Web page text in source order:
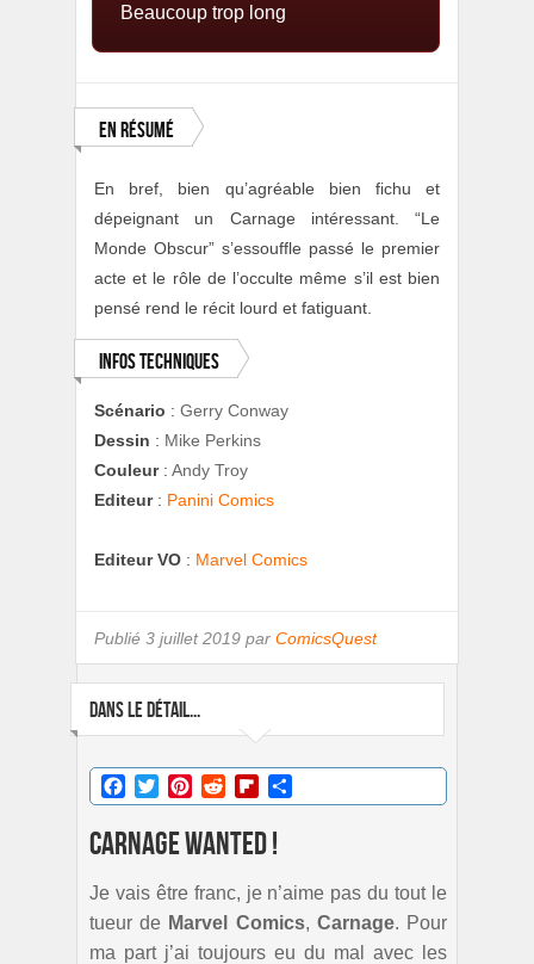
Beaucoup trop long
En résumé
En bref, bien qu’agréable bien fichu et
dépeignant un Carnage intéressant. “Le
Monde Obscur” s’essouffle passé le premier
acte et le rôle de l’occulte même s’il est bien
pensé rend le récit lourd et fatiguant.
Infos techniques
Scénario : Gerry Conway
Dessin : Mike Perkins
Couleur: Andy Troy
Editeur: Panini Comics
Editeur VO : Marvel Comics
Publié 3 juillet 2019 par ComicsQuest
DANS LE DÉTAIL...
Facebook
TwitterPinterestRedditFlipboard
Carnage Wanted !
Je vais être franc, je n’aime pas du tout le
tueur de Marvel Comics, Carnage. Pour
ma part j’ai toujours eu du mal avec les